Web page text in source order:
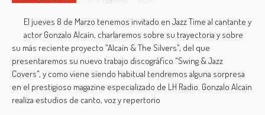
El jueves 8 de Marzo tenemos invitado en Jazz Time al cantante y
actor Gonzalo Alcaín, charlaremos sobre su trayectoria y sobre
su más reciente proyecto "Alcaín & The Silvers", del que
presentaremos su nuevo trabajo discográfico "Swing & Jazz
Covers", y como viene siendo habitual tendremos alguna sorpresa
en el prestigioso magazine especializado de LH Radio. Gonzalo Alcaín
realiza estudios de canto, voz y repertorio